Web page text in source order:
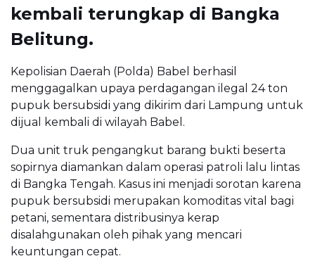
kembali terungkap di Bangka
Belitung.
Kepolisian Daerah (Polda) Babel berhasil
menggagalkan upaya perdagangan ilegal 24 ton
pupuk bersubsidi yang dikirim dari Lampung untuk
dijual kembali di wilayah Babel.
Dua unit truk pengangkut barang bukti beserta
sopirnya diamankan dalam operasi patroli lalu lintas
di Bangka Tengah. Kasus ini menjadi sorotan karena
pupuk bersubsidi merupakan komoditas vital bagi
petani, sementara distribusinya kerap
disalahgunakan oleh pihak yang mencari
keuntungan cepat.